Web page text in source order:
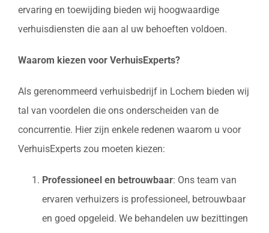
ervaring en toewijding bieden wij hoogwaardige
verhuisdiensten die aan al uw behoeften voldoen.
Waarom kiezen voor VerhuisExperts?
Als gerenommeerd verhuisbedrijf in Lochem bieden wij
tal van voordelen die ons onderscheiden van de
concurrentie. Hier zijn enkele redenen waarom u voor
VerhuisExperts zou moeten kiezen:
Professioneel en betrouwbaar: Ons team van
ervaren verhuizers is professioneel, betrouwbaar
en goed opgeleid. We behandelen uw bezittingen